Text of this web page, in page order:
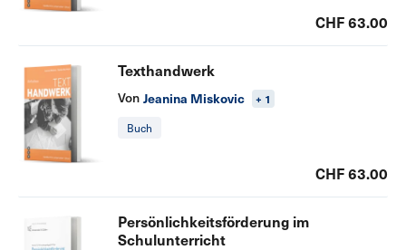
CHF 63.00
Texthandwerk
Von Jeanina Miskovic + 1
Buch
CHF 63.00
Persönlichkeitsförderung im
Schulunterricht